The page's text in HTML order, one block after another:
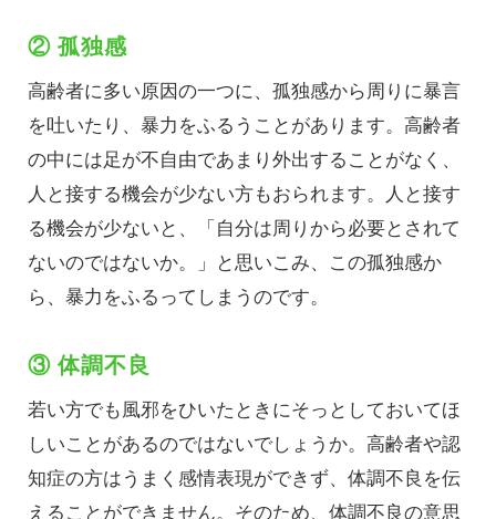
② 孤独感
高齢者に多い原因の一つに、孤独感から周りに暴言
を吐いたり、暴力をふるうことがあります。高齢者
の中には足が不自由であまり外出することがなく、
人と接する機会が少ない方もおられます。人と接す
る機会が少ないと、「自分は周りから必要とされて
ないのではないか。」と思いこみ、この孤独感か
ら、暴力をふるってしまうのです。
③ 体調不良
若い方でも風邪をひいたときにそっとしておいてほ
しいことがあるのではないでしょうか。高齢者や認
知症の方はうまく感情表現ができず、体調不良を伝
えることができません。そのため、体調不良の意思